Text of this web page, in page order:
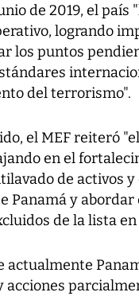
de 2019, el
logrando
los puntos
del terrorismo".
el MEF reiteró
en el
de activos
Panamá y
de la lista
actualmente
acciones